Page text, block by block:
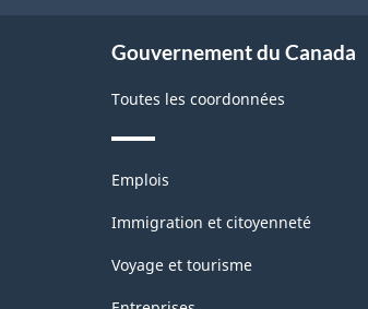
Gouvernement du Canada
Toutes les coordonnées
Thèmes
sujets
Emplois
Immigration et citoyenneté
Voyage et tourisme